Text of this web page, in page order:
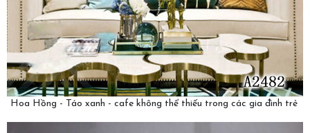
Hoa Hồng - Táo xanh - cafe không thể thiếu trong các gia đình trẻ